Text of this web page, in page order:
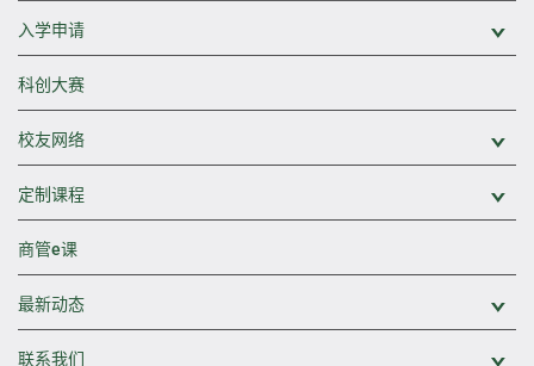
入学申请
科创大赛
校友网络
定制课程
商管e课
最新动态
联系我们